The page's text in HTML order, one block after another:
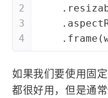
2
3
4
如果我们要使用固
都很好用，但是通